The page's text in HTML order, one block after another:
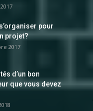
pour
projet?
2017
d’un bon
que vous devez